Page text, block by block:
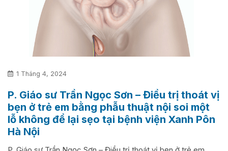
P. Giáo sư Trần Ngọc Sơn – Điều trị thoát vị
bẹn ở trẻ em bằng phẫu thuật nội soi một
lỗ không để lại sẹo tại bệnh viện Xanh Pôn
Hà Nội
1 Tháng 4, 2024